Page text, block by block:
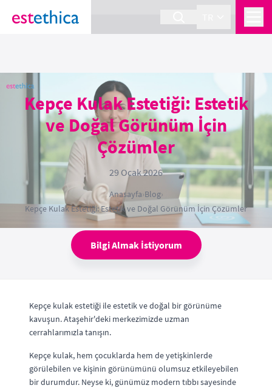
section Service {
Kepçe Kulak Estetiği: Estetik
ve Doğal Görünüm İçin
Çözümler
29 Ocak 2026
Anasayfa›Blog›
Kepçe Kulak Estetiği: Estetik ve Doğal Görünüm İçin Çözümler
Bilgi Almak İstiyorum
Kepçe kulak estetiği ile estetik ve doğal bir görünüme
kavuşun. Ataşehir'deki merkezimizde uzman
cerrahlarımızla tanışın.
Kepçe kulak, hem çocuklarda hem de yetişkinlerde
görülebilen ve kişinin görünümünü olumsuz etkileyebilen
bir durumdur. Neyse ki, günümüz modern tıbbı sayesinde